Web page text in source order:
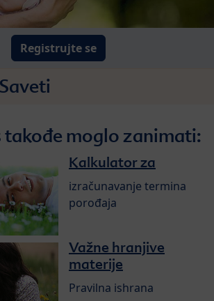
Registrujte se
Saveti
takođe moglo zanimati:
Kalkulator za
izračunavanje termina
porođaja
Važne hranjive
materije
Pravilna ishrana